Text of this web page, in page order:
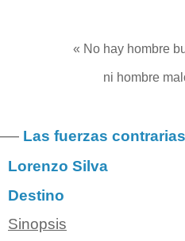
« No hay hombre
ni hombre
― Las fuerzas contrarias
Lorenzo Silva
Destino
Sinopsis